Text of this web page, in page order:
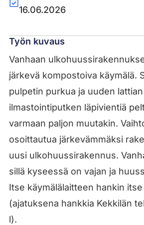
16.06.2026
Työn kuvaus
Vanhaan
järkevä kompostoiva käymälä.
pulpetin purkua ja uuden
ilmastointiputken läpivientiä
varmaan paljon muutakin.
osoittautua järkevämmäksi
uusi ulkohuussirakennus.
sillä kyseessä on vajan ja
Itse käymälälaitteen hankin
(ajatuksena hankkia Kekkilän
l).